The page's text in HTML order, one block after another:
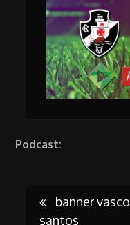
Podcast:
Post
banner vasco
santos